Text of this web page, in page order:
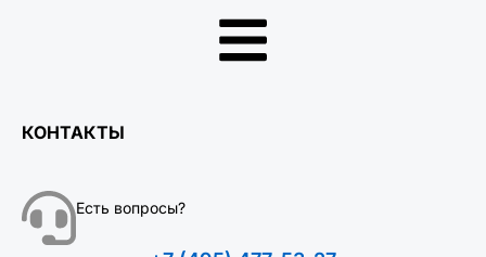
КОНТАКТЫ
Есть вопросы?